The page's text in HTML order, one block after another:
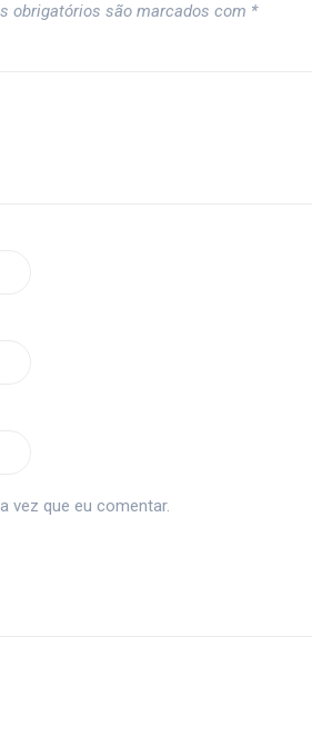
obrigatórios são marcados com *
vez que eu comentar.